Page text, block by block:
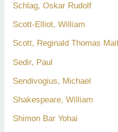
Schlag, Oskar Rudolf
Scott-Elliot, William
Scott, Reginald Thomas
Sedir, Paul
Sendivogius, Michael
Shakespeare, William
Shimon Bar Yohai